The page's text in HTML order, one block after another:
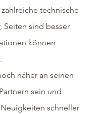
technische
Seiten sind besser
können
näher an seinen
sein und
schneller